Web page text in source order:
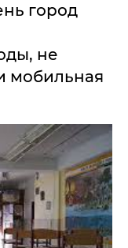
город
не
мобильная